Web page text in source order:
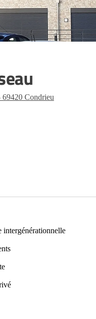
69420 Condrieu
intergénérationnelle